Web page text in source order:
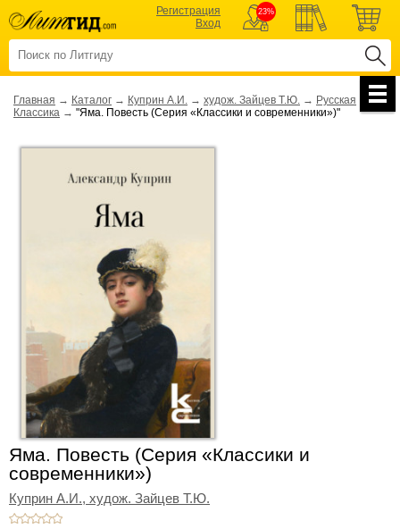
Регистрация
Вход
23%
Главная → Каталог → Куприн А.И. → худож. Зайцев Т.Ю. → Русская
Классика → "Яма. Повесть (Серия «Классики и современники»)"
Яма. Повесть (Серия «Классики и
современники»)
Куприн А.И., худож. Зайцев Т.Ю.